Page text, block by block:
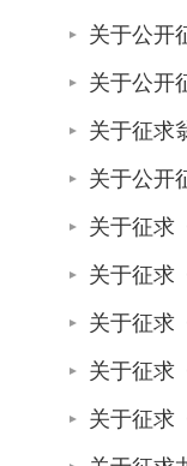
关于公开
关于公开
关于征求
关于公开
关于征求
关于征求
关于征求
关于征求
关于征求